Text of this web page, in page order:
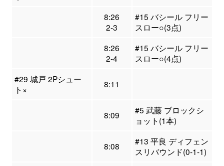
8:26
2-3
#15 バシール フリー
スロー○(3点)
8:26
2-4
#15 バシール フリー
スロー○(4点)
#29 城戸 2Pシュー
ト×
8:11
8:09
#5 武藤 ブロックシ
ョット(1本)
8:08
#13 平良 ディフェン
スリバウンド(0-1-1)